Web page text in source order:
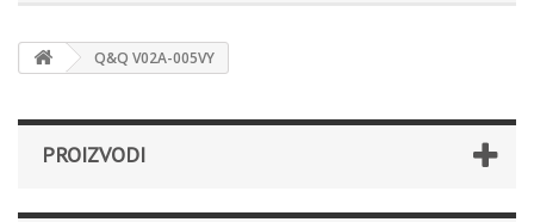
Q&Q V02A-005VY
PROIZVODI